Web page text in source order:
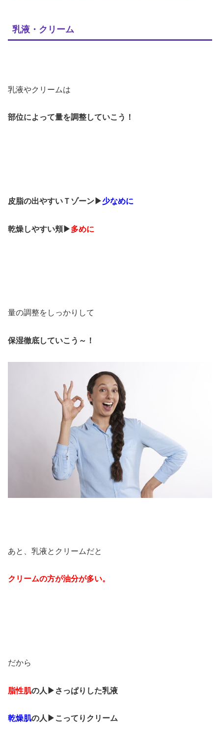
乳液・クリーム
乳液やクリームは
部位によって量を調整していこう！
皮脂の出やすいＴゾーン▶少なめに
乾燥しやすい頬▶多めに
量の調整をしっかりして
保湿徹底していこう～！
あと、乳液とクリームだと
クリームの方が油分が多い。
だから
脂性肌の人▶さっぱりした乳液
乾燥肌の人▶こってりクリーム